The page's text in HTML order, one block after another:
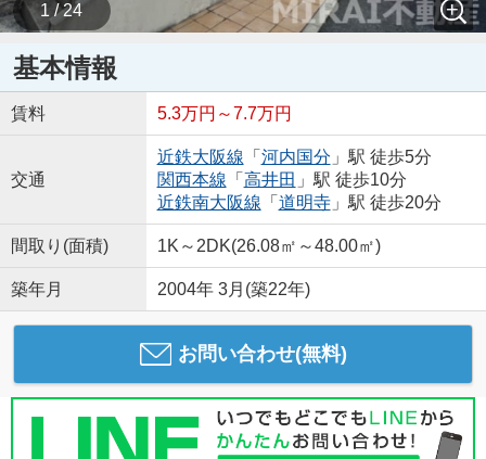
1 / 24
基本情報
賃料 5.3万円～7.7万円
交通
近鉄大阪線 「 河内国分 」駅 徒歩5分
関西本線 「 高井田 」駅 徒歩10分
近鉄南大阪線 「 道明寺」駅 徒歩20分
間取り(面積) 1K～2DK(26.08㎡～48.00㎡)
築年月 2004年 3月(築22年)
お問い合わせ(無料)